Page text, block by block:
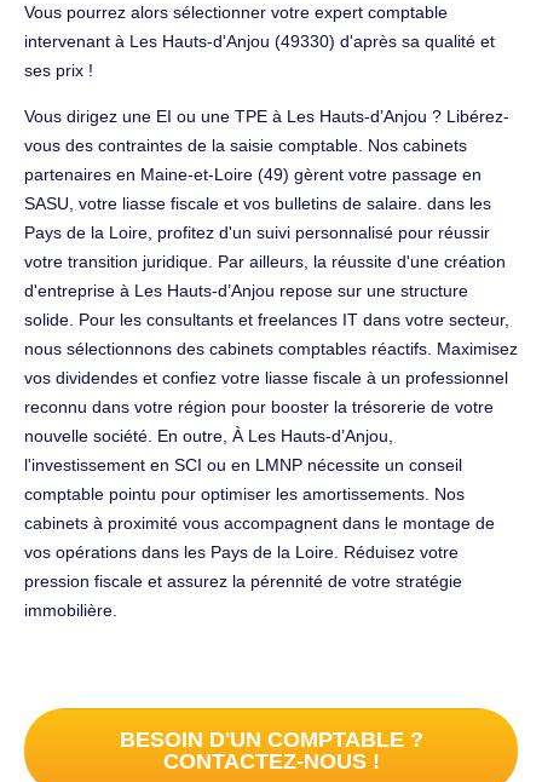
Vous pourrez alors sélectionner votre expert comptable
intervenant à Les Hauts-d'Anjou (49330) d'après sa qualité et
ses prix !
Vous dirigez une EI ou une TPE à Les Hauts-d’Anjou ? Libérez-
vous des contraintes de la saisie comptable. Nos cabinets
partenaires en Maine-et-Loire (49) gèrent votre passage en
SASU, votre liasse fiscale et vos bulletins de salaire. dans les
Pays de la Loire, profitez d'un suivi personnalisé pour réussir
votre transition juridique. Par ailleurs, la réussite d'une création
d'entreprise à Les Hauts-d’Anjou repose sur une structure
solide. Pour les consultants et freelances IT dans votre secteur,
nous sélectionnons des cabinets comptables réactifs. Maximisez
vos dividendes et confiez votre liasse fiscale à un professionnel
reconnu dans votre région pour booster la trésorerie de votre
nouvelle société. En outre, À Les Hauts-d’Anjou,
l'investissement en SCI ou en LMNP nécessite un conseil
comptable pointu pour optimiser les amortissements. Nos
cabinets à proximité vous accompagnent dans le montage de
vos opérations dans les Pays de la Loire. Réduisez votre
pression fiscale et assurez la pérennité de votre stratégie
immobilière.
BESOIN D'UN COMPTABLE ?
CONTACTEZ-NOUS !